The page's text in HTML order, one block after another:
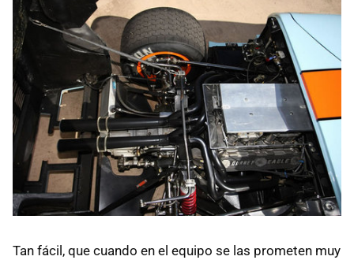
Tan fácil, que cuando en el equipo se las prometen muy